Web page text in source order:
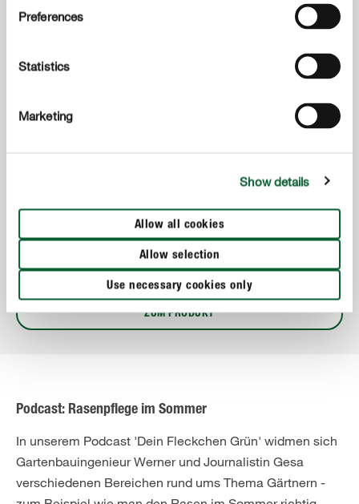
Preferences
Statistics
Marketing
Show details
Allow all cookies
Allow selection
Use necessary cookies only
COMPO BIO AQUA DEPOT Rasendünger
Für natürlichen Schutz in Trockenphasen und Stärkung
der Widerstandsfähigkeit: Der Dünger reguliert den
Wasserhaushalt des Rasens und stärkt die
Pflanzenzellen.
ZUM PRODUKT
Podcast: Rasenpflege im Sommer
In unserem Podcast 'Dein Fleckchen Grün' widmen sich
Gartenbauingenieur Werner und Journalistin Gesa
verschiedenen Bereichen rund ums Thema Gärtnern -